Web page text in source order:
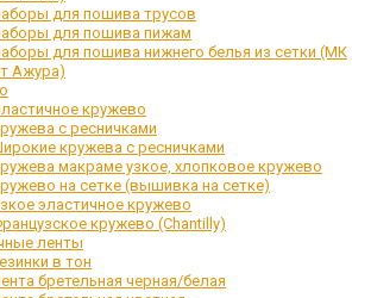
для пошива трусов
для пошива пижам
для пошива нижнего белья из сетки (МК
Ажура)
кружево
с ресничками
кружева с ресничками
макраме узкое, хлопковое кружево
на сетке (вышивка на сетке)
эластичное кружево
кружево (Chantilly)
ленты
в тон
бретельная черная/белая